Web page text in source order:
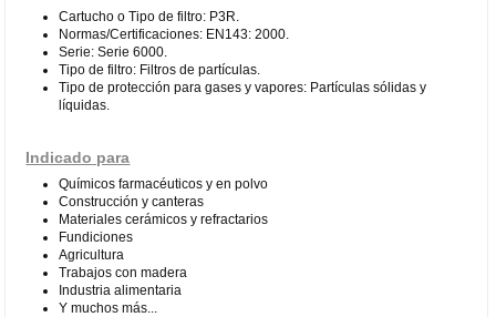
Cartucho o Tipo de filtro‎: P3R.
Normas/Certificaciones‎: EN143: 2000.
Serie‎: Serie 6000.
Tipo de filtro‎: Filtros de partículas.
Tipo de protección para gases y vapores‎: Partículas sólidas y
líquidas.
Indicado para
Químicos farmacéuticos y en polvo
Construcción y canteras
Materiales cerámicos y refractarios
Fundiciones
Agricultura
Trabajos con madera
Industria alimentaria
Y muchos más...